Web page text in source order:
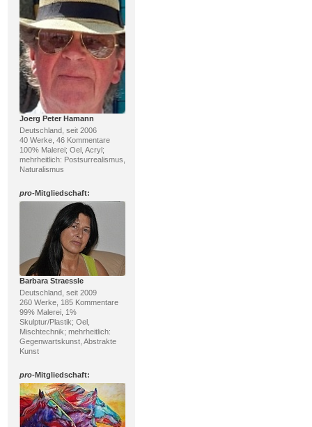
Joerg Peter Hamann
Deutschland, seit 2006
40 Werke, 46 Kommentare
100% Malerei; Oel, Acryl;
mehrheitlich: Postsurrealismus,
Naturalismus
pro-Mitgliedschaft:
Barbara Straessle
Deutschland, seit 2009
260 Werke, 185 Kommentare
99% Malerei, 1%
Skulptur/Plastik; Oel,
Mischtechnik; mehrheitlich:
Gegenwartskunst, Abstrakte
Kunst
pro-Mitgliedschaft: